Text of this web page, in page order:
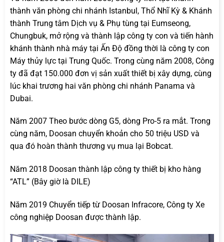
thành văn phòng chi nhánh Istanbul, Thổ Nhĩ Kỳ & Khánh
thành Trung tâm Dịch vụ & Phụ tùng tại Eumseong,
Chungbuk, mở rộng và thành lập công ty con và tiến hành
khánh thành nhà máy tại Ấn Độ đồng thời là công ty con
Máy thủy lực tại Trung Quốc. Trong cùng năm 2008, Công
ty đã đạt 150.000 đơn vị sản xuất thiết bị xây dựng, cùng
lúc khai trương hai văn phòng chi nhánh Panama và
Dubai.
Năm 2007 Theo bước dòng G5, dòng Pro-5 ra mắt. Trong
cùng năm, Doosan chuyển khoản cho 50 triệu USD và
qua đó hoàn thành thương vụ mua lại Bobcat.
Năm 2018 Doosan thành lập công ty thiết bị kho hàng
“ATL” (Bây giờ là DILE)
Năm 2019 Chuyển tiếp từ Doosan Infracore, Công ty Xe
công nghiệp Doosan được thành lập.